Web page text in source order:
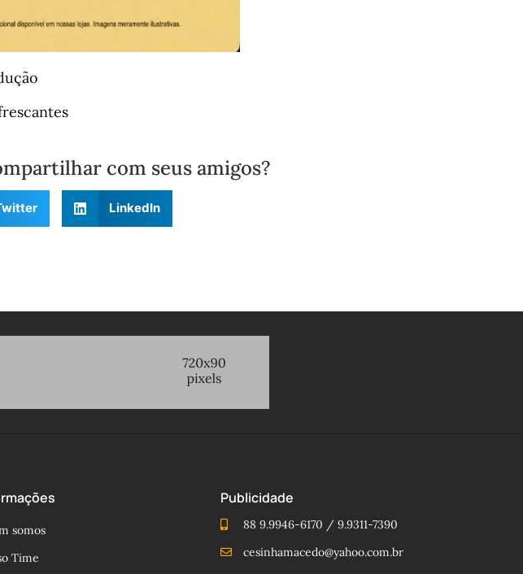
com seus amigos?
LinkedIn
somos
Time
Publicidade
88 9.9946-6170 / 9.9311-7390
cesinhamacedo@yahoo.com.br